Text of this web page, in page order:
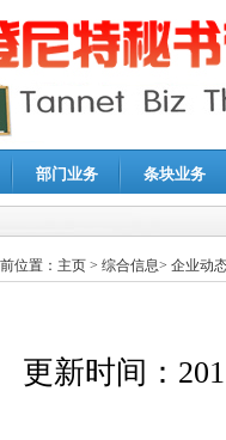
部门业务 条块业务
鉴证
位置： 主页 > 综合信息> 企业动
更新时间：